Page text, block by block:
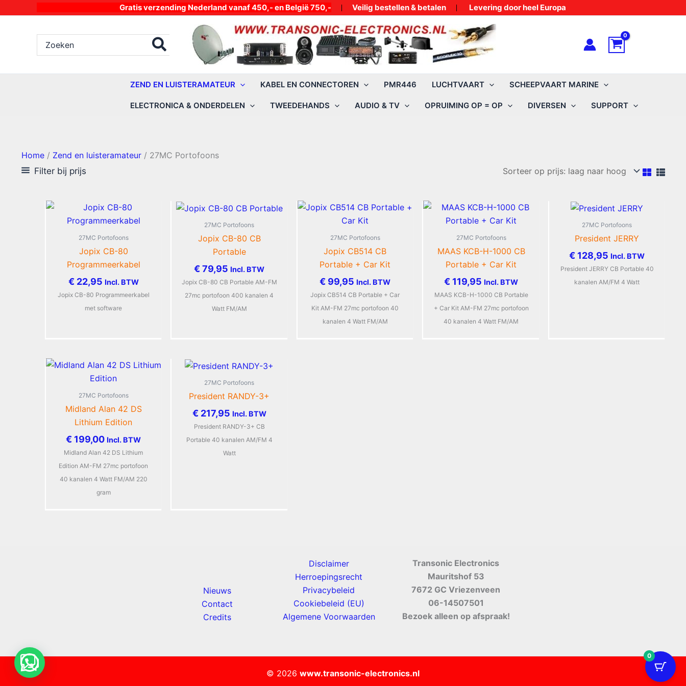
Gratis verzending Nederland vanaf 450,- en België 750,- Veilig bestellen & betalen Levering door heel Europa
naar:
ZEND EN LUISTERAMATEUR KABEL EN CONNECTOREN PMR446 LUCHTVAART SCHEEPVAART MARINE
ELECTRONICA & ONDERDELEN TWEEDEHANDS AUDIO & TV OPRUIMING OP = OP DIVERSEN SUPPORT
Home/ Zend en luisteramateur/ 27MC Portofoons
Filter bij prijs
27MC Portofoons
Jopix CB-80
Programmeerkabel
€22,95 Incl. BTW
Jopix CB-80 Programmeerkabel
met software
27MC Portofoons
Jopix CB-80 CB
Portable
€79,95 Incl. BTW
Jopix CB-80 CB Portable AM-FM
27mc portofoon 400 kanalen 4
Watt FM/AM
27MC Portofoons
Jopix CB514 CB
Portable + Car Kit
€ 99,95 Incl. BTW
Jopix CB514 CB Portable + Car
Kit AM-FM 27mc portofoon 40
kanalen 4 Watt FM/AM
27MC Portofoons
MAAS KCB-H-1000 CB
Portable + Car Kit
€ 119,95 Incl. BTW
MAAS KCB-H-1000 CB Portable
+ Car Kit AM-FM 27mc portofoon
40 kanalen 4 Watt FM/AM
27MC Portofoons
President JERRY
€ 128,95 Incl. BTW
President JERRY CB Portable 40
kanalen AM/FM 4 Watt
27MC Portofoons
Midland Alan 42 DS
Lithium Edition
€ 199,00 Incl. BTW
Midland Alan 42 DS Lithium
Edition AM-FM 27mc portofoon
40 kanalen 4 Watt FM/AM 220
gram
27MC Portofoons
President RANDY-3+
€217,95 Incl. BTW
President RANDY-3+ CB
Portable 40 kanalen AM/FM 4
Watt
Nieuws
Contact
Credits
Disclaimer
Herroepingsrecht
Privacybeleid
Cookiebeleid (EU)
Algemene Voorwaarden
Transonic Electronics
Mauritshof 53
7672 GC Vriezenveen
06-14507501
Bezoek alleen op afspraak!
© 2026 www.transonic-electronics.nl
0